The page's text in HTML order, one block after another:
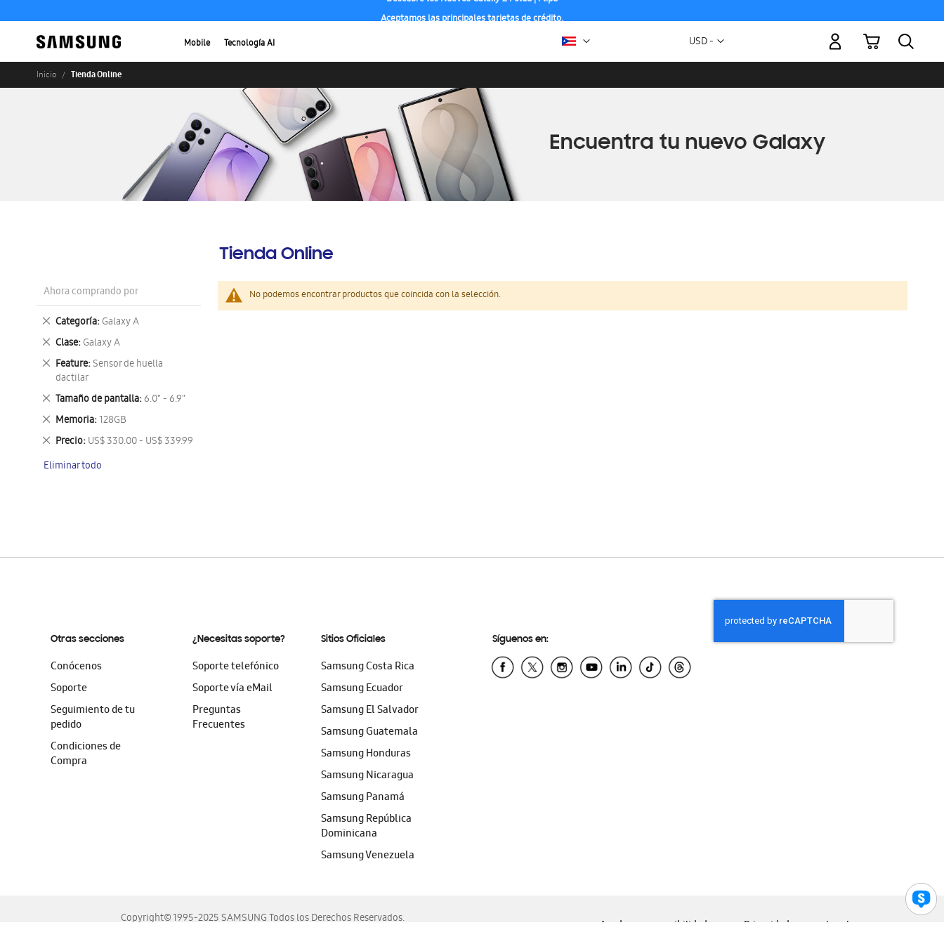
Aceptamos las principales tarjetas de crédito.
Mobile Tecnología AI Moneda
USD -
Mi carrito
Inicio Tienda Online
Tienda Online
No podemos encontrar productos que coincida con la selección.
Ahora comprando por
Categoría Galaxy A
Eliminar
este
artículo
Clase Galaxy A
Eliminar
este
artículo
Feature Sensor de huella
dactilar
Eliminar
este
artículo
Tamaño de pantalla 6.0" - 6.9"
Eliminar
este
artículo
Memoria 128GB
Eliminar
este
artículo
Precio US$ 330.00 - US$ 339.99
Eliminar
artículo
Eliminar todo
Otras secciones
Conócenos
Soporte
Seguimiento de tu
pedido
Condiciones de
Compra
¿Necesitas soporte?
Soporte telefónico
Soporte vía eMail
Preguntas
Frecuentes
Sitios Oficiales
Samsung Costa Rica
Samsung Ecuador
Samsung El Salvador
Samsung Guatemala
Samsung Honduras
Samsung Nicaragua
Samsung Panamá
Samsung República
Dominicana
Samsung Venezuela
Síguenos en:
Copyright© 1995-2025 SAMSUNG Todos los Derechos Reservados.
Ayuda para accesibilidad Privacidad Legal